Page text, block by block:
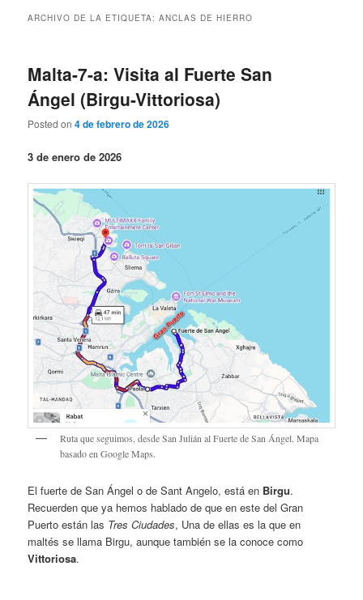
ARCHIVO DE LA ETIQUETA:ANCLAS DE HIERRO
Malta-7-a: Visita al Fuerte San
Ángel (Birgu-Vittoriosa)
Posted on4 de febrero de 2026
3 de enero de 2026
Ruta que seguimos, desde San Julián al Fuerte de San Ángel. Mapa
basado en Google Maps.
El fuerte de San Ángel o de Sant Angelo, está en Birgu.
Recuerden que ya hemos hablado de que en este del Gran
Puerto están las Tres Ciudades, Una de ellas es la que en
maltés se llama Birgu, aunque también se la conoce como
Vittoriosa.